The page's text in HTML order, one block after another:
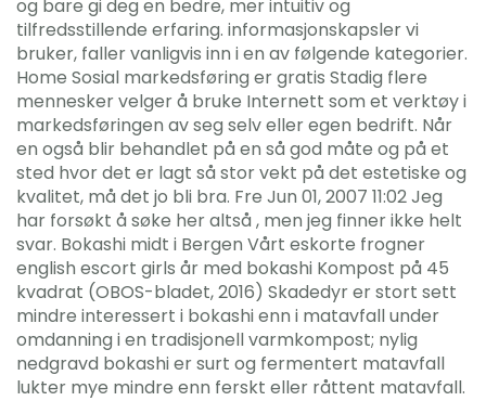
og bare gi deg en bedre, mer intuitiv og
tilfredsstillende erfaring. informasjonskapsler vi
bruker, faller vanligvis inn i en av følgende kategorier.
Home Sosial markedsføring er gratis Stadig flere
mennesker velger å bruke Internett som et verktøy i
markedsføringen av seg selv eller egen bedrift. Når
en også blir behandlet på en så god måte og på et
sted hvor det er lagt så stor vekt på det estetiske og
kvalitet, må det jo bli bra. Fre Jun 01, 2007 11:02 Jeg
har forsøkt å søke her altså , men jeg finner ikke helt
svar. Bokashi midt i Bergen Vårt eskorte frogner
english escort girls år med bokashi Kompost på 45
kvadrat (OBOS-bladet, 2016) Skadedyr er stort sett
mindre interessert i bokashi enn i matavfall under
omdanning i en tradisjonell varmkompost; nylig
nedgravd bokashi er surt og fermentert matavfall
lukter mye mindre enn ferskt eller råttent matavfall.